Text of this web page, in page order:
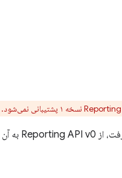
یک مکانیزم جدید برای ثبت خطاهای شبکه توسعه داده خواهد شد. به محض اینکه این مکانیزم در دسترس قرار گرفت، از Reporting API v0 به آن